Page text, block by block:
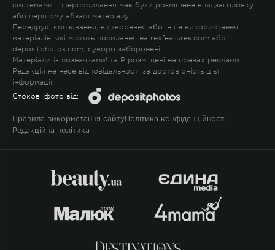
системами. Гіперпосилання має бути розміщене в підзаголовку
або першому абзаці матеріалу.
Передрук, копіювання, відтворення або інше використання
матеріалів, які містять посилання на rexfeatures.com або
depositphotos.com, суворо заборонені.
Матеріали із позначками! та P розміщені на правах реклами.
Редакція не несе відповідальності за достовірність цієї
інформації.
Стокові фото від:
Правила використання сайту Політика конфіденційності
Редакційна політика